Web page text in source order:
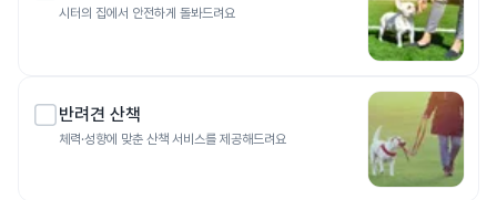
시터의 집에서 안전하게 돌봐드려요
반려견 산책
체력·성향에 맞춘 산책 서비스를 제공해드려요